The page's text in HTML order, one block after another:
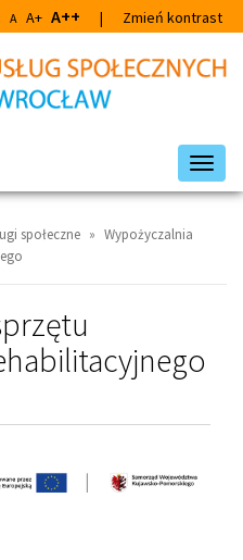
A A+ A++ | Zmień kontrast
społeczne » Wypożyczalnia